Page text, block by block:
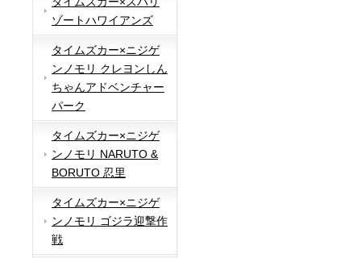
ゾートハワイアンズ
タイムズカー×ニジゲ
ンノモリ クレヨンしん
ちゃんアドベンチャー
パーク
タイムズカー×ニジゲ
ンノモリ NARUTO &
BORUTO 忍里
タイムズカー×ニジゲ
ンノモリ ゴジラ迎撃作
戦